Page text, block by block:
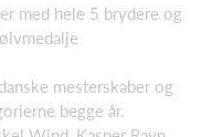
med hele 5 brydere og
mesterskaber og
begge år.